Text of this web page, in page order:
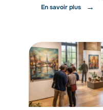
En savoir plus
Activités